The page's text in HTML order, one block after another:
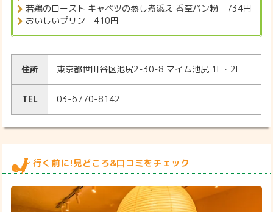
若鶏のロースト キャベツの蒸し煮添え 香草パン粉 734円
おいしいプリン 410円
住所 東京都世田谷区池尻2-30-8 マイム池尻 1F・2F
TEL 03-6770-8142
行く前に!見どころ&口コミをチェック